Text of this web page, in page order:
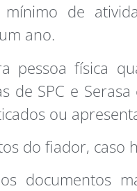
de
ano.
pessoa física
de SPC e
ou
do fiador, caso
documentos